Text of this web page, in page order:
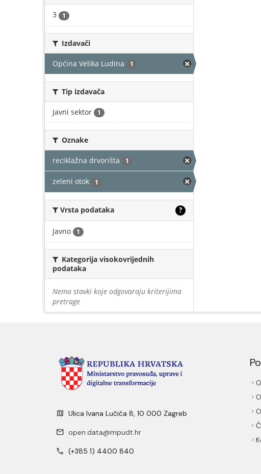
3 1
Izdavači
Općina Velika Ludina 1
Tip izdavača
Javni sektor 1
Oznake
reciklažna drvorišta 1
zeleni otok 1
Vrsta podataka ?
Javno 1
Kategorija visokovrijednih
podataka
Nema stavki koje odgovaraju kriterijima
pretrage